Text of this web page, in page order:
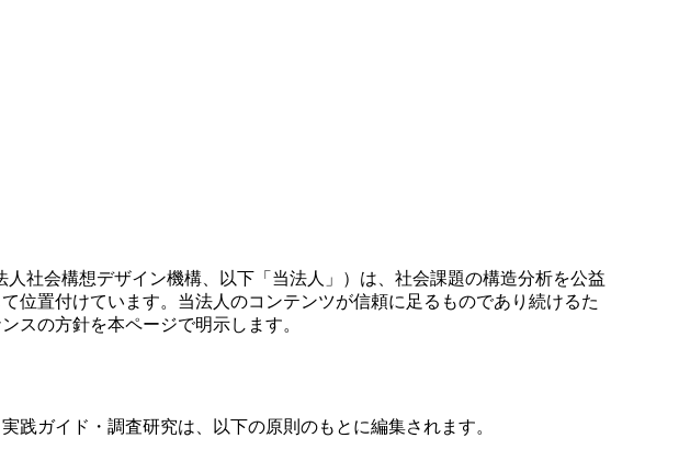
人社会構想デザイン機構、以下「当法人」）は、社会課題の構造分析を公益
位置付けています。当法人のコンテンツが信頼に足るものであり続けるた
スの方針を本ページで明示します。
践ガイド・調査研究は、以下の原則のもとに編集されます。